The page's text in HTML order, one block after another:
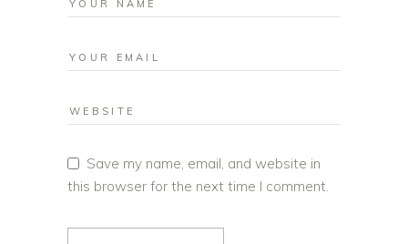
Save my name, email, and website in
this browser for the next time I comment.